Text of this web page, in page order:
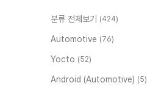
분류 전체보기 (424)
Automotive (76)
Yocto (52)
Android (Automotive) (5)